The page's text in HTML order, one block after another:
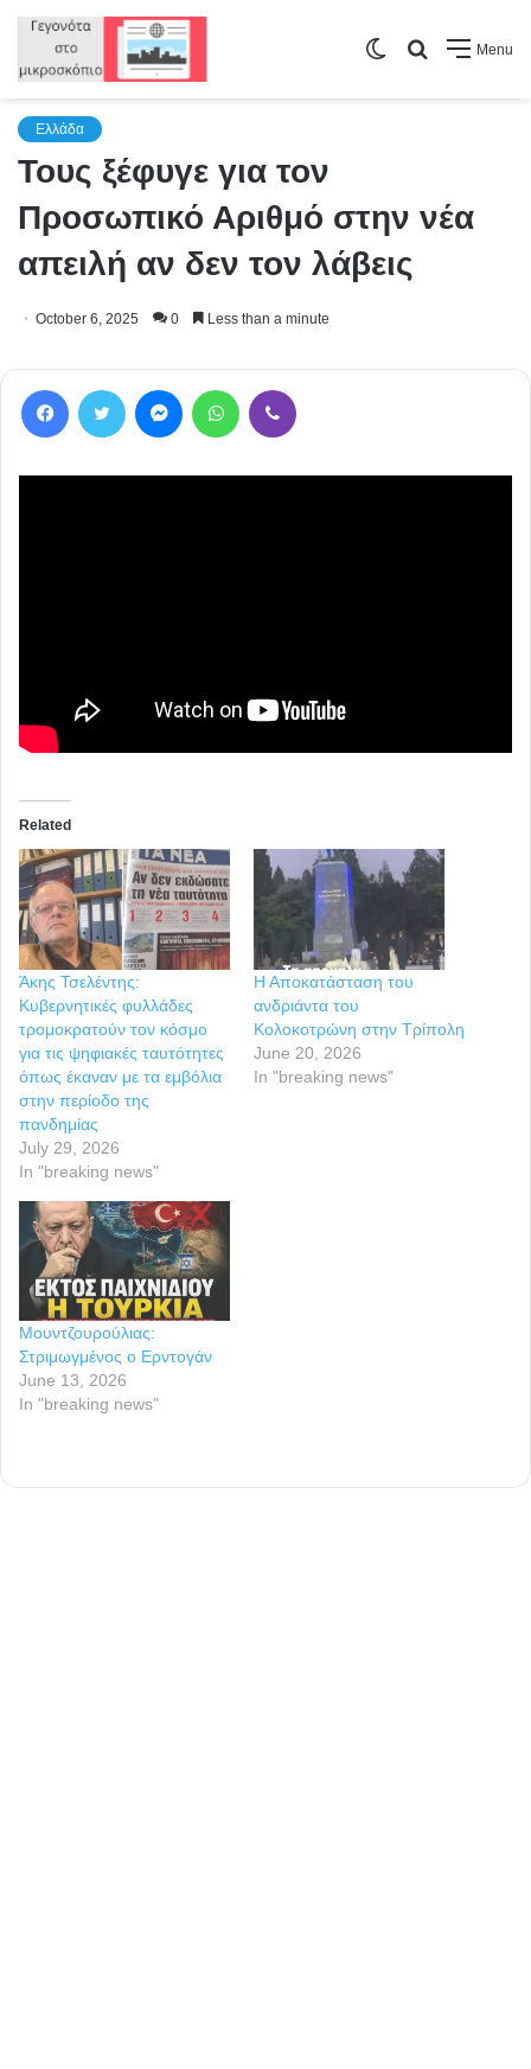
Menu
Search
Switch
Ελλάδα
Τους ξέφυγε για τον
Προσωπικό Αριθμό στην νέα
απειλή αν δεν τον λάβεις
October 6, 2025 0 Less than a minute
Related
Άκης Τσελέντης:
Κυβερνητικές φυλλάδες
τρομοκρατούν τον κόσμο
για τις ψηφιακές ταυτότητες
όπως έκαναν με τα εμβόλια
στην περίοδο της
πανδημίας
July 29, 2026
In "breaking news"
Η Αποκατάσταση του
ανδριάντα του
Κολοκοτρώνη στην Τρίπολη
June 20, 2026
In "breaking news"
Μουντζουρούλιας:
Στριμωγμένος ο Ερντογάν
June 13, 2026
In "breaking news"